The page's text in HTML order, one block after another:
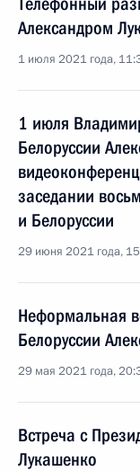
Александром
1 июля 2021 года,
1 июля
Белоруссии
заседании
и Белоруссии
29 июня 2021 года,
Неформальная
Белоруссии
29 мая 2021 года,
Встреча с
Лукашенко